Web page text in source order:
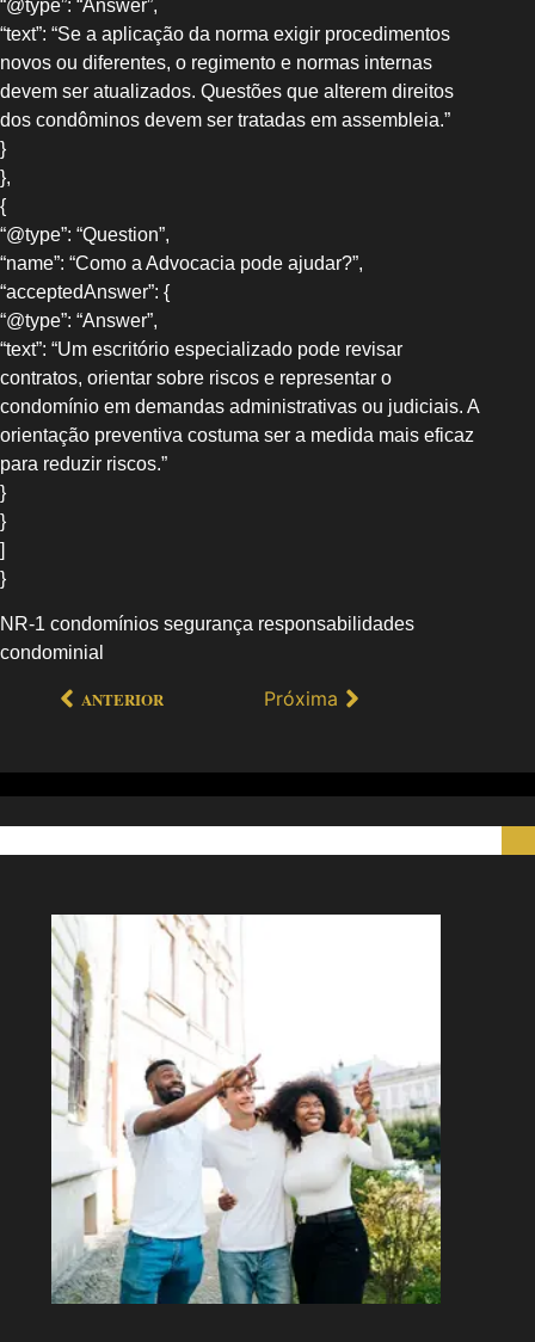
“@type”: “Answer”,
“text”: “Se a aplicação da norma exigir procedimentos
novos ou diferentes, o regimento e normas internas
devem ser atualizados. Questões que alterem direitos
dos condôminos devem ser tratadas em assembleia.”
}
},
{
“@type”: “Question”,
“name”: “Como a Advocacia pode ajudar?”,
“acceptedAnswer”: {
“@type”: “Answer”,
“text”: “Um escritório especializado pode revisar
contratos, orientar sobre riscos e representar o
condomínio em demandas administrativas ou judiciais. A
orientação preventiva costuma ser a medida mais eficaz
para reduzir riscos.”
}
}
]
}
NR-1 condomínios segurança responsabilidades
condominial
ANTERIOR Próxima